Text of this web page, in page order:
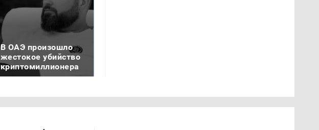
В ОАЭ произошло
жестокое убийство
криптомиллионера